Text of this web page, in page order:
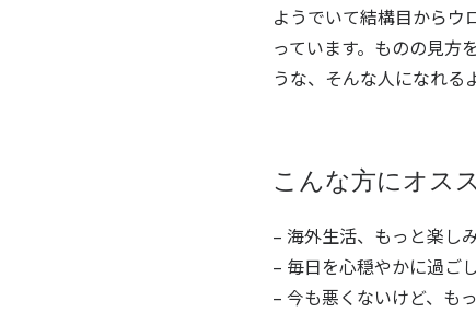
ようでいて結構目からウ
っています。ものの見方
うな、そんな人になれる
こんな方にオス
– 海外生活、もっと楽し
– 毎日を心穏やかに過ご
– 今も悪くないけど、も